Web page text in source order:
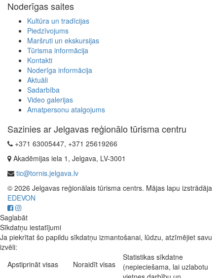
Noderīgas saites
Kultūra un tradīcijas
Piedzīvojums
Maršruti un ekskursijas
Tūrisma informācija
Kontakti
Noderīga informācija
Aktuāli
Sadarbība
Video galerijas
Amatpersonu atalgojums
Sazinies ar Jelgavas reģionālo tūrisma centru
+371 63005447, +371 25619266
Akadēmijas iela 1, Jelgava, LV-3001
tic@tornis.jelgava.lv
© 2026 Jelgavas reģionālais tūrisma centrs. Mājas lapu izstrādāja
EDEVON
Saglabāt
Sīkdatņu iestatījumi
Ja piekrītat šo papildu sīkdatņu izmantošanai, lūdzu, atzīmējiet savu
izvēli:
Apstiprināt visas
Noraidīt visas
Statistikas sīkdatne
(nepieciešama, lai uzlabotu